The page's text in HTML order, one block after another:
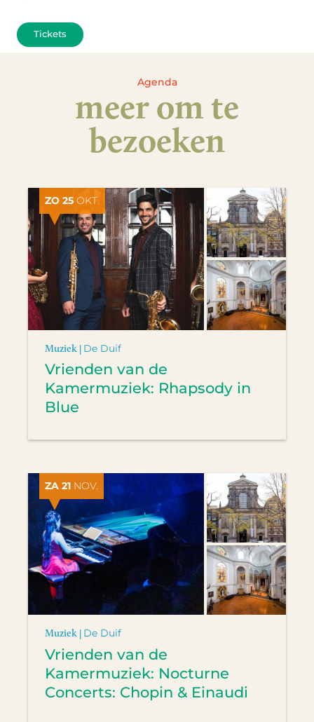
Tickets
Agenda
meer om te
bezoeken
ZO 25 OKT.
Muziek | De Duif
Vrienden van de
Kamermuziek: Rhapsody in
Blue
ZA 21 NOV.
Muziek | De Duif
Vrienden van de
Kamermuziek: Nocturne
Concerts: Chopin & Einaudi